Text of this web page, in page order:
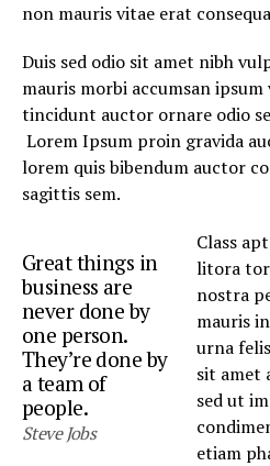
non mauris vitae erat
Duis sed odio sit amet nibh
mauris morbi accumsan
tincidunt auctor ornare odio
Lorem Ipsum proin gravida
lorem quis bibendum auctor
sagittis sem.
Great things in
business are
never done by
one person.
They’re done by
a team of
people.
Steve Jobs
Class
litora
nostra
mauris
urna
sit amet
sed ut
etiam